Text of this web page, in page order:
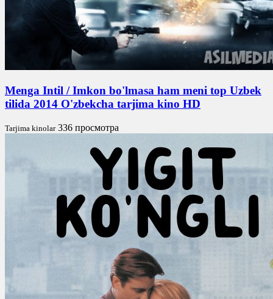
Menga Intil / Imkon bo'lmasa ham meni top Uzbek
tilida 2014 O'zbekcha tarjima kino HD
Tarjima kinolar 336 просмотра